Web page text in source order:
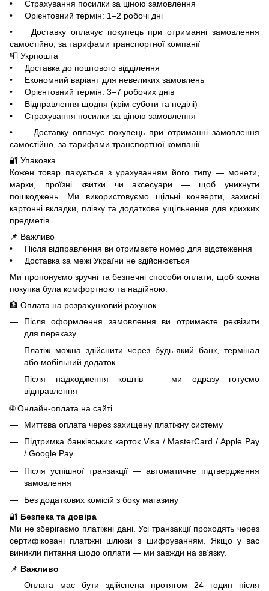
• Страхування посилки за ціною замовлення
• Орієнтовний термін: 1–2 робочі дні
• Доставку оплачує покупець при отриманні замовлення
самостійно, за тарифами транспортної компанії
📮 Укрпошта
• Доставка до поштового відділення
• Економний варіант для невеликих замовлень
• Орієнтовний термін: 3–7 робочих днів
• Відправлення щодня (крім суботи та неділі)
• Страхування посилки за ціною замовлення
• Доставку оплачує покупець при отриманні замовлення
самостійно, за тарифами транспортної компанії
🔐 Упаковка
Кожен товар пакується з урахуванням його типу — монети,
марки, проїзні квитки чи аксесуари — щоб уникнути
пошкоджень. Ми використовуємо щільні конверти, захисні
картонні вкладки, плівку та додаткове ущільнення для крихких
предметів.
📌 Важливо
• Після відправлення ви отримаєте номер для відстеження
• Доставка за межі України не здійснюється
Ми пропонуємо зручні та безпечні способи оплати, щоб кожна
покупка була комфортною та надійною:
🏦 Оплата на розрахунковий рахунок
Після оформлення замовлення ви отримаєте реквізити
для переказу
Платіж можна здійснити через будь-який банк, термінал
або мобільний додаток
Після надходження коштів — ми одразу готуємо
відправлення
🌐 Онлайн-оплата на сайті
Миттєва оплата через захищену платіжну систему
Підтримка банківських карток Visa / MasterCard / Apple Pay
/ Google Pay
Після успішної транзакції — автоматичне підтвердження
замовлення
Без додаткових комісій з боку магазину
🔐 Безпека та довіра
Ми не зберігаємо платіжні дані. Усі транзакції проходять через
сертифіковані платіжні шлюзи з шифруванням. Якщо у вас
виникли питання щодо оплати — ми завжди на зв’язку.
📌 Важливо
Оплата має бути здійснена протягом 24 годин після